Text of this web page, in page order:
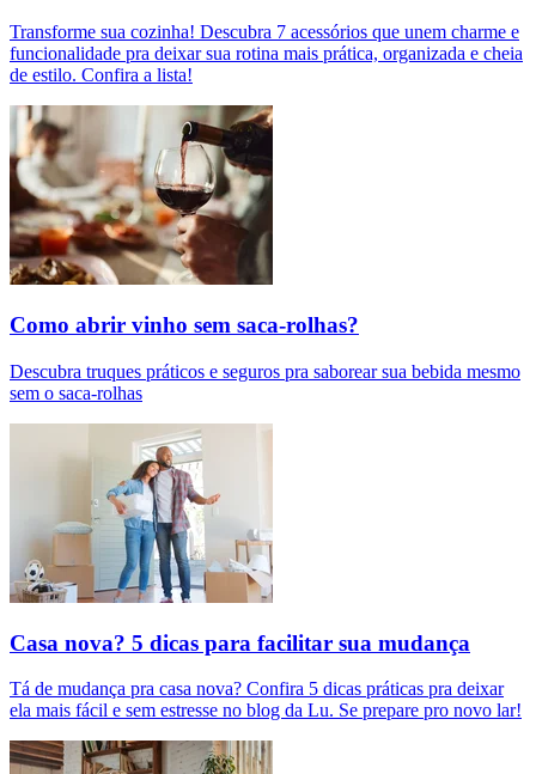
Transforme sua cozinha! Descubra 7 acessórios que unem charme e
funcionalidade pra deixar sua rotina mais prática, organizada e cheia
de estilo. Confira a lista!
Como abrir vinho sem saca-rolhas?
Descubra truques práticos e seguros pra saborear sua bebida mesmo
sem o saca-rolhas
Casa nova? 5 dicas para facilitar sua mudança
Tá de mudança pra casa nova? Confira 5 dicas práticas pra deixar
ela mais fácil e sem estresse no blog da Lu. Se prepare pro novo lar!